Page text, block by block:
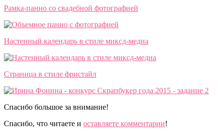
Рамка-панно со свадебной фотографией
Настенный календарь в стиле миксд-медиа
Страница в стиле фристайл
Спасибо большое за внимание!
Спасибо, что читаете и оставляете комментарии!